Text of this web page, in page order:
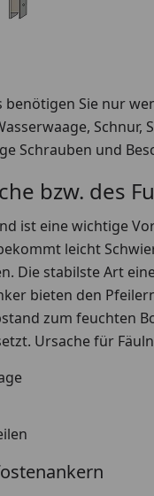
Sie nur
Schrauben und
bzw. des
ist eine wichtige
leicht
Die stabilste Art
bieten den
zum feuchten
Ursache für